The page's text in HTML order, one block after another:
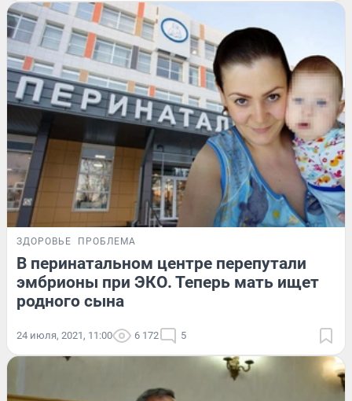
ЗДОРОВЬЕ ПРОБЛЕМА
В перинатальном центре перепутали
эмбрионы при ЭКО. Теперь мать ищет
родного сына
24 июля, 2021, 11:00 6 172 5